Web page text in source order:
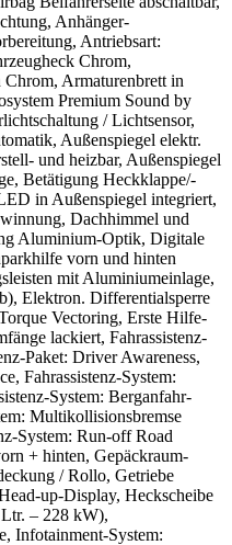
Anhänger-
Antriebsart:
Chrom,
Armaturenbrett in
Premium Sound by
/ Lichtsensor,
Außenspiegel elektr.
und heizbar, Außenspiegel
Betätigung Heckklappe/-
in Außenspiegel integriert,
Dachhimmel und
Aluminium-Optik, Digitale
vorn und hinten
mit Aluminiumeinlage,
Elektron. Differentialsperre
Vectoring, Erste Hilfe-
lackiert, Fahrassistenz-
Paket: Driver Awareness,
Fahrassistenz-System:
System: Berganfahr-
Multikollisionsbremse
System: Run-off Road
+ hinten, Gepäckraum-
/ Rollo, Getriebe
up-Display, Heckscheibe
– 228 kW),
Infotainment-System: